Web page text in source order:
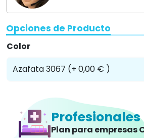
Opciones de Producto
Color
Profesionales
Plan para empresas